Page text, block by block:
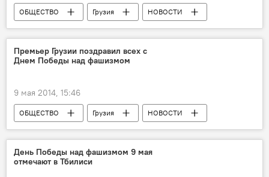
ОБЩЕСТВО Грузия НОВОСТИ
Премьер Грузии поздравил всех с
Днем Победы над фашизмом
9 мая 2014, 15:46
ОБЩЕСТВО Грузия НОВОСТИ
День Победы над фашизмом 9 мая
отмечают в Тбилиси